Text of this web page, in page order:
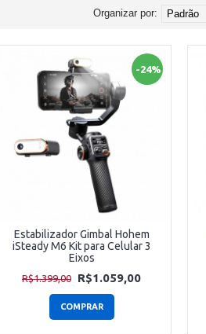
Organizar por:
-24%
Estabilizador Gimbal Hohem
iSteady M6 Kit para Celular 3
Eixos
R$1.399,00 R$1.059,00
COMPRAR